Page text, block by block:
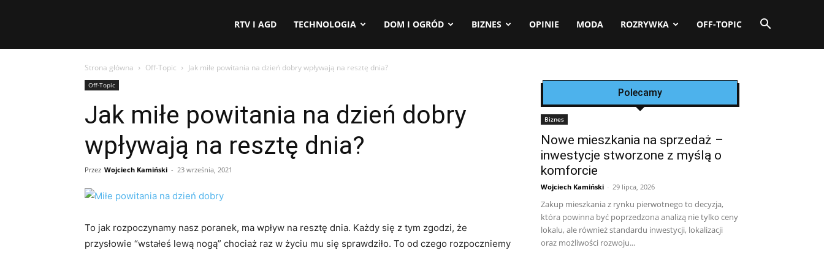
RTV I AGD TECHNOLOGIA DOM I OGRÓD BIZNES OPINIE MODA ROZRYWKA OFF-TOPIC
Strona główna Off-Topic Jak miłe powitania na dzień dobry wpływają na resztę dnia?
Off-Topic
Jak miłe powitania na dzień dobry
wpływają na resztę dnia?
Przez Wojciech Kamiński - 23 września, 2021
To jak rozpoczynamy nasz poranek, ma wpływ na resztę dnia. Każdy się z tym zgodzi, że
przysłowie “wstałeś lewą nogą” chociaż raz w życiu mu się sprawdziło. To od czego rozpoczniemy
Polecamy
Biznes
Nowe mieszkania na sprzedaż –
inwestycje stworzone z myślą o
komforcie
Wojciech Kamiński - 29 lipca, 2026
Zakup mieszkania z rynku pierwotnego to decyzja,
która powinna być poprzedzona analizą nie tylko ceny
lokalu, ale również standardu inwestycji, lokalizacji
oraz możliwości rozwoju...